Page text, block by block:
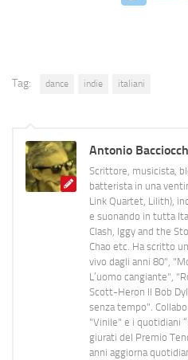
Tag: dance indie italiani
Antonio
Scrittore, musicista,
batterista in una
Link Quartet, Lilith),
e suonando in tutta
Clash, Iggy and the
Chao etc. Ha scritto
vivo dagli anni 80",
L’uomo cangiante",
Scott-Heron Il Bob
senza tempo".
"Vinile" e i quotidiani
giurati del Premio
anni aggiorna